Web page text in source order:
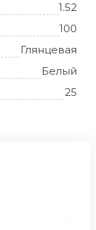
1.52
100
Глянцевая
Белый
25